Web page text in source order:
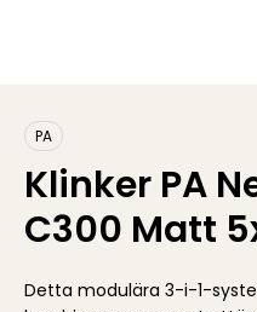
PA
Klinker PA
C300 Matt
Detta modulära 3-i-1-